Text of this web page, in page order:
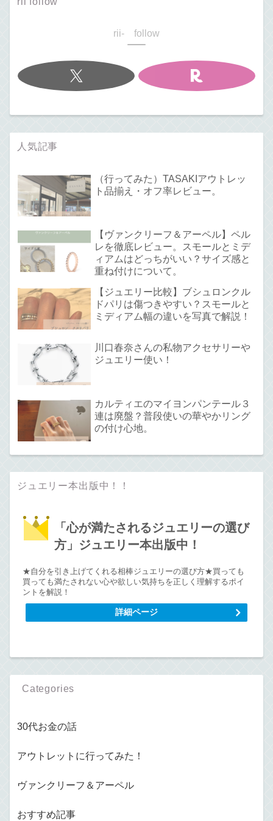
rii- follow
人気記事
（行ってみた）TASAKIアウトレッ
ト品揃え・オフ率レビュー。
【ヴァンクリーフ＆アーペル】ペル
レを徹底レビュー。スモールとミデ
ィアムはどっちがいい？サイズ感と
重ね付けについて。
【ジュエリー比較】ブシュロンクル
ドパリは傷つきやすい？スモールと
ミディアム幅の違いを写真で解説！
川口春奈さんの私物アクセサリーや
ジュエリー使い！
カルティエのマイヨンパンテール３
連は廃盤？普段使いの華やかリング
の付け心地。
ジュエリー本出版中！！
「心が満たされるジュエリーの選び
方」ジュエリー本出版中！
★自分を引き上げてくれる相棒ジュエリーの選び方★買っても
買っても満たされない心や欲しい気持ちを正しく理解するポイ
ントを解説！
詳細ページ
Categories
30代お金の話
アウトレットに行ってみた！
ヴァンクリーフ＆アーペル
おすすめ記事